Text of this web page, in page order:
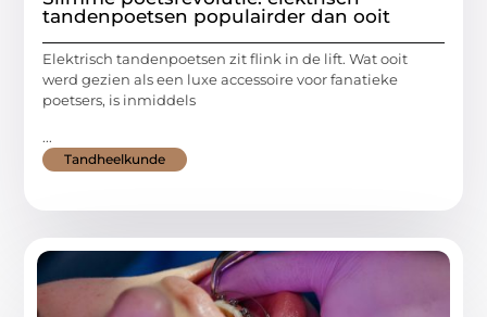
tandenpoetsen populairder dan ooit
Elektrisch tandenpoetsen zit flink in de lift. Wat ooit
werd gezien als een luxe accessoire voor fanatieke
poetsers, is inmiddels
...
Tandheelkunde